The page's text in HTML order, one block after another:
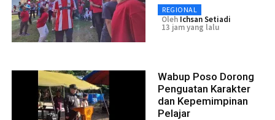
REGIONAL
Oleh Ichsan Setiadi
13 jam yang lalu
Wabup Poso Dorong
Penguatan Karakter
dan Kepemimpinan
Pelajar